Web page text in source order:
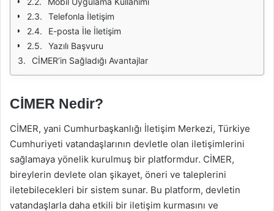
Telefonla İletişim
E-posta İle İletişim
Yazılı Başvuru
CİMER’in Sağladığı Avantajlar
CİMER Nedir?
CİMER, yani Cumhurbaşkanlığı İletişim Merkezi, Türkiye
Cumhuriyeti vatandaşlarının devletle olan iletişimlerini
sağlamaya yönelik kurulmuş bir platformdur. CİMER,
bireylerin devlete olan şikayet, öneri ve taleplerini
iletebilecekleri bir sistem sunar. Bu platform, devletin
vatandaşlarla daha etkili bir iletişim kurmasını ve